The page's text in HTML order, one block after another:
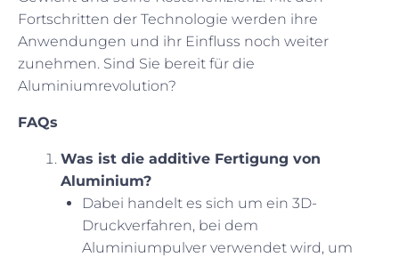
Fortschritten der Technologie werden ihre
Anwendungen und ihr Einfluss noch weiter
zunehmen. Sind Sie bereit für die
Aluminiumrevolution?
FAQs
Was ist die additive Fertigung von
Aluminium?
Dabei handelt es sich um ein 3D-
Druckverfahren, bei dem
Aluminiumpulver verwendet wird, um